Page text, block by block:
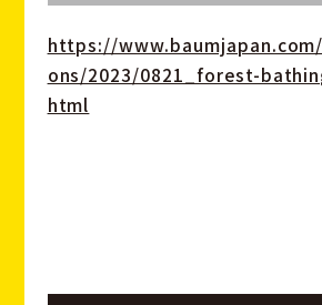
https://
ons/2023/0821_forest-
html